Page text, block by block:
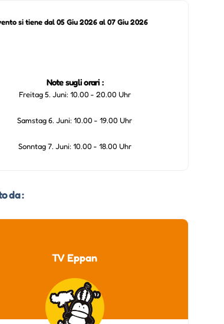
si tiene dal 05 Giu 2026 al 07 Giu 2026
Note sugli orari :
Freitag 5. Juni: 10.00 - 20.00 Uhr
Samstag 6. Juni: 10.00 - 19.00 Uhr
Sonntag 7. Juni: 10.00 - 18.00 Uhr
da :
TV Eppan